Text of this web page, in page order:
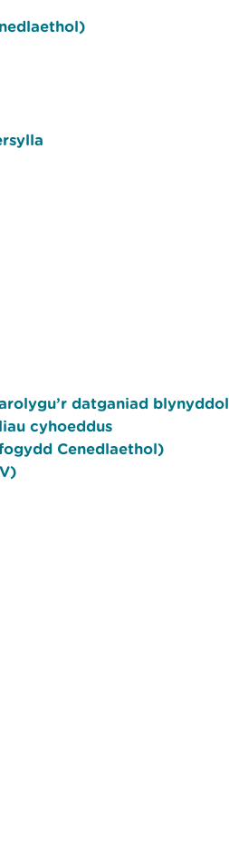
datganiad blynyddol
cyhoeddus
Cenedlaethol)